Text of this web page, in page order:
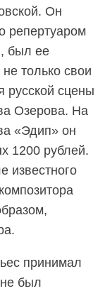
Он
репертуаром
был ее
только свои
русской сцены
Озерова. На
«Эдип» он
1200 рублей.
известного
принимал
был